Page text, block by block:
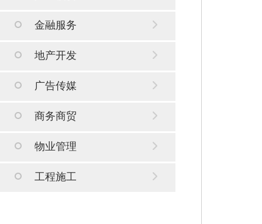
金融服务
地产开发
广告传媒
商务商贸
物业管理
工程施工